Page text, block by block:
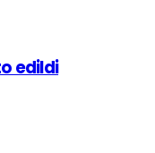
edildi